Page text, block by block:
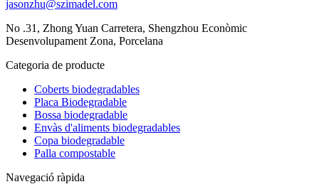
jasonzhu@szimadel.com
No .31, Zhong Yuan Carretera, Shengzhou Econòmic
Desenvolupament Zona, Porcelana
Categoria de producte
Coberts biodegradables
Placa Biodegradable
Bossa biodegradable
Envàs d'aliments biodegradables
Copa biodegradable
Palla compostable
Navegació ràpida